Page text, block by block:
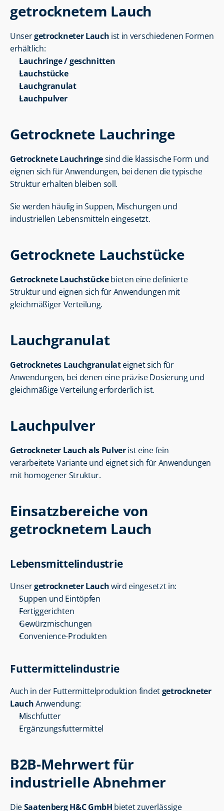
getrocknetem Lauch
Unser getrockneter Lauch ist in verschiedenen Formen
erhältlich:
Lauchringe / geschnitten
Lauchstücke
Lauchgranulat
Lauchpulver
Getrocknete Lauchringe
Getrocknete Lauchringe sind die klassische Form und
eignen sich für Anwendungen, bei denen die typische
Struktur erhalten bleiben soll.
Sie werden häufig in Suppen, Mischungen und
industriellen Lebensmitteln eingesetzt.
Getrocknete Lauchstücke
Getrocknete Lauchstücke bieten eine definierte
Struktur und eignen sich für Anwendungen mit
gleichmäßiger Verteilung.
Lauchgranulat
Getrocknetes Lauchgranulat eignet sich für
Anwendungen, bei denen eine präzise Dosierung und
gleichmäßige Verteilung erforderlich ist.
Lauchpulver
Getrockneter Lauch als Pulver ist eine fein
verarbeitete Variante und eignet sich für Anwendungen
mit homogener Struktur.
Einsatzbereiche von
getrocknetem Lauch
Lebensmittelindustrie
Unser getrockneter Lauch wird eingesetzt in:
Suppen und Eintöpfen
Fertiggerichten
Gewürzmischungen
Convenience-Produkten
Futtermittelindustrie
Auch in der Futtermittelproduktion findet getrockneter
Lauch Anwendung:
Mischfutter
Ergänzungsfuttermittel
B2B-Mehrwert für
industrielle Abnehmer
Die Saatenberg H&C GmbH bietet zuverlässige